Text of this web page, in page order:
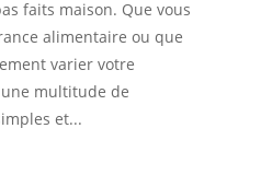
faits maison. Que vous
alimentaire ou que
varier votre
multitude de
et...